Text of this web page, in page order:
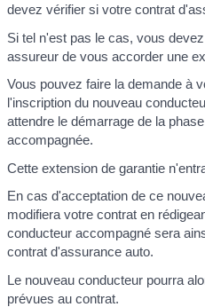
devez vérifier si votre contrat
Si tel n'est pas le cas, vous
assureur de vous accorder une
Vous pouvez faire la demande à
l'inscription du nouveau
attendre le démarrage de la
accompagnée.
Cette extension de garantie
En cas d'acceptation de ce
modifiera votre contrat en
conducteur accompagné sera
contrat d'assurance auto.
Le nouveau conducteur pourra
prévues au contrat.